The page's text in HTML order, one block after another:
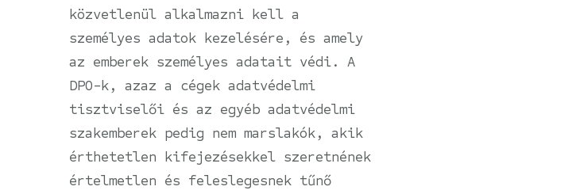
közvetlenül alkalmazni kell a
személyes adatok kezelésére, és amely
az emberek személyes adatait védi. A
DPO-k, azaz a cégek adatvédelmi
tisztviselői és az egyéb adatvédelmi
szakemberek pedig nem marslakók, akik
érthetetlen kifejezésekkel szeretnének
értelmetlen és feleslegesnek tűnő